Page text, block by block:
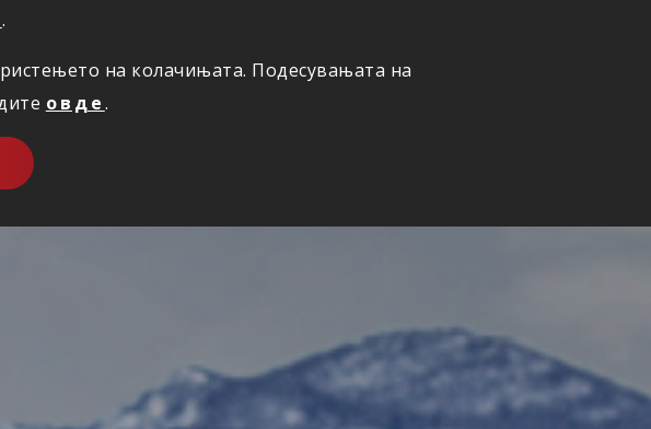
.
на колачињата. Подесувањата на
овде.